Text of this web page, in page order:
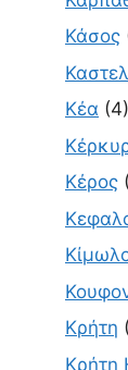
Κάσος
Κέα (4)
Κέρος
Κρήτη
Κρήτη